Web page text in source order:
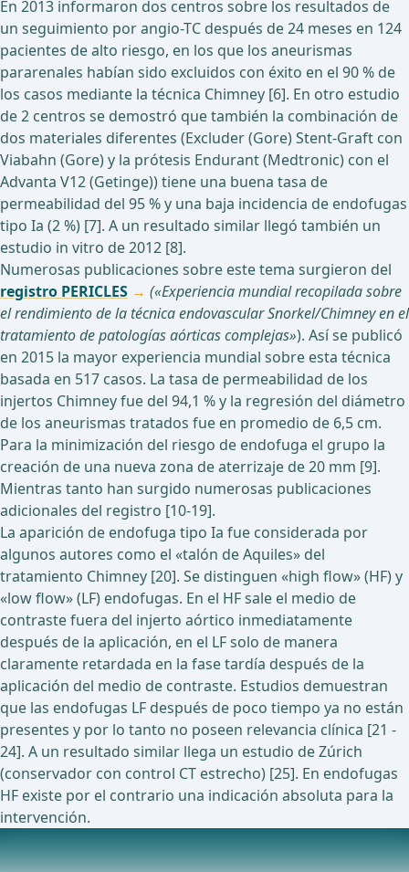
En 2013 informaron dos centros sobre los resultados de
un seguimiento por angio-TC después de 24 meses en 124
pacientes de alto riesgo, en los que los aneurismas
pararenales habían sido excluidos con éxito en el 90 % de
los casos mediante la técnica Chimney [6]. En otro estudio
de 2 centros se demostró que también la combinación de
dos materiales diferentes (Excluder (Gore) Stent-Graft con
Viabahn (Gore) y la prótesis Endurant (Medtronic) con el
Advanta V12 (Getinge)) tiene una buena tasa de
permeabilidad del 95 % y una baja incidencia de endofugas
tipo Ia (2 %) [7]. A un resultado similar llegó también un
estudio in vitro de 2012 [8].
Numerosas publicaciones sobre este tema surgieron del
registro PERICLES
(«Experiencia mundial recopilada sobre
el rendimiento de la técnica endovascular Snorkel/Chimney en el
tratamiento de patologías aórticas complejas»). Así se publicó
en 2015 la mayor experiencia mundial sobre esta técnica
basada en 517 casos. La tasa de permeabilidad de los
injertos Chimney fue del 94,1 % y la regresión del diámetro
de los aneurismas tratados fue en promedio de 6,5 cm.
Para la minimización del riesgo de endofuga el grupo la
creación de una nueva zona de aterrizaje de 20 mm [9].
Mientras tanto han surgido numerosas publicaciones
adicionales del registro [10-19].
La aparición de endofuga tipo Ia fue considerada por
algunos autores como el «talón de Aquiles» del
tratamiento Chimney [20]. Se distinguen «high flow» (HF) y
«low flow» (LF) endofugas. En el HF sale el medio de
contraste fuera del injerto aórtico inmediatamente
después de la aplicación, en el LF solo de manera
claramente retardada en la fase tardía después de la
aplicación del medio de contraste. Estudios demuestran
que las endofugas LF después de poco tiempo ya no están
presentes y por lo tanto no poseen relevancia clínica [21 -
24]. A un resultado similar llega un estudio de Zúrich
(conservador con control CT estrecho) [25]. En endofugas
HF existe por el contrario una indicación absoluta para la
intervención.
Estudios actualmente en curso sobre este tema